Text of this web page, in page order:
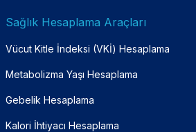
Sağlık Hesaplama Araçları
Vücut Kitle İndeksi (VKİ) Hesaplama
Metabolizma Yaşı Hesaplama
Gebelik Hesaplama
Kalori İhtiyacı Hesaplama